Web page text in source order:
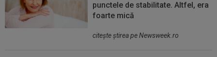
punctele de stabilitate. Altfel, era
foarte mică
citeşte ştirea pe Newsweek.ro